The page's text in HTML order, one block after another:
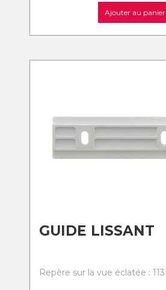
Ajouter au panier
GUIDE LISSANT
Repère sur la vue éclatée : 113